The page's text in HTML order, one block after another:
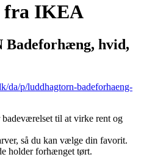
fra IKEA
hvid,
da/p/luddhagtorn-badeforhaeng-
til at virke rent og
så du kan vælge din favorit.
holder forhænget tørt.